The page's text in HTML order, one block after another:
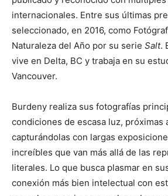
internacionales. Entre sus últimas
seleccionado, en 2016, como
Naturaleza del Año por su serie Salt.
vive en Delta, BC y trabaja en su
Vancouver.
Burdeny realiza sus fotografías
condiciones de escasa luz, próximas
capturándolas con largas
increíbles que van más allá de las
literales. Lo que busca plasmar en
conexión más bien intelectual con